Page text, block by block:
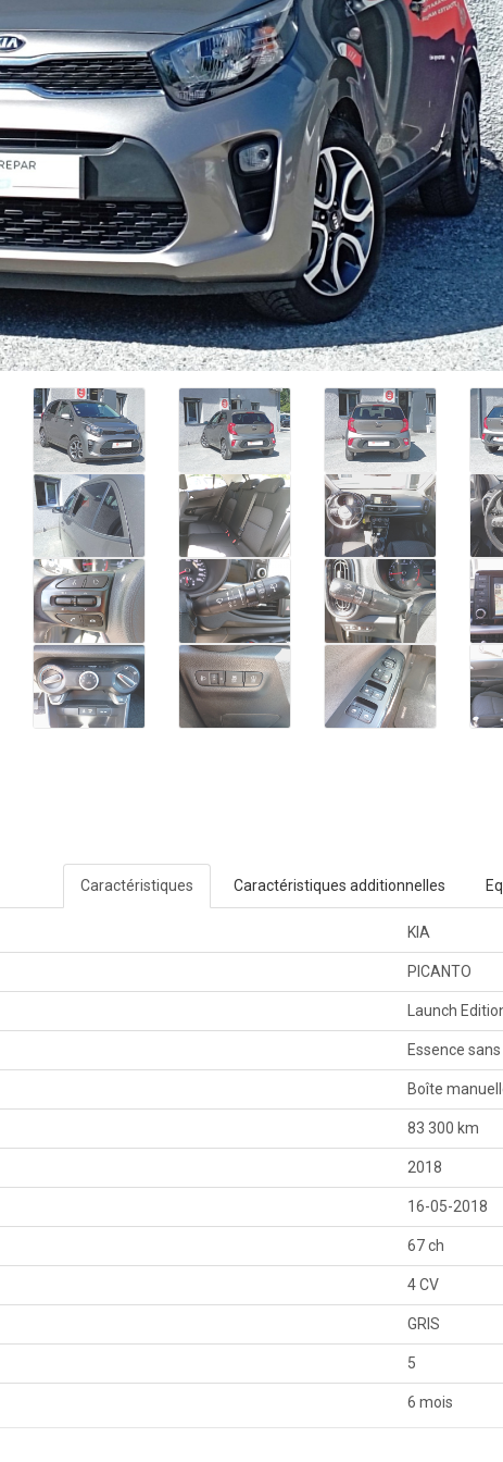
Caractéristiques Caractéristiques additionnelles
KIA
PICANTO
Launch
Essence
Boîte
83 300 km
2018
16-05-2018
67 ch
4 CV
GRIS
5
6 mois